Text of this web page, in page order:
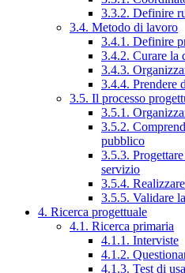
3.3.2. Definire
3.4. Metodo di lavoro
3.4.1. Definire
3.4.2. Curare la
3.4.3.
3.4.4. Prendere
3.5. Il processo
3.5.1.
3.5.2.
pubblico
3.5.3.
servizio
3.5.4.
3.5.5. Validare
4. Ricerca progettuale
4.1. Ricerca primaria
4.1.1. Interviste
4.1.2.
4.1.3. Test di